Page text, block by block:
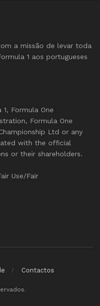
a missão de levar toda
1 aos portugueses
Formula One
Formula One
Ltd or any
with the official
or their shareholders.
Use/Fair
Contactos